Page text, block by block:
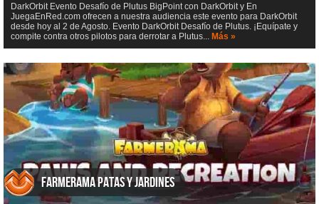
DarkOrbit Evento Desafío de Plutus BigPoint con DarkOrbit y En
JuegaEnRed.com ofrecen a nuestra audiencia este evento para DarkOrbit
desde hoy al 2 de Agosto. Evento DarkOrbit Desafío de Plutus. ¡Equípate y
compite contra otros pilotos para derrotar a Plutus... Más »
Farmerama Patas y jardines